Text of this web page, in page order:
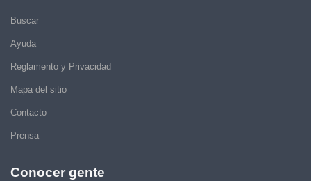
Buscar
Ayuda
Reglamento y Privacidad
Mapa del sitio
Contacto
Prensa
Conocer gente